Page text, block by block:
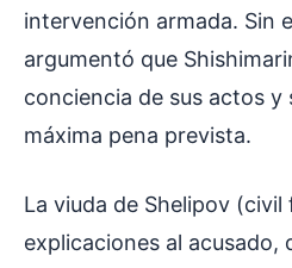
intervención armada. Sin
argumentó que
conciencia de sus actos y
máxima pena prevista.
La viuda de Shelipov
explicaciones al acusado,